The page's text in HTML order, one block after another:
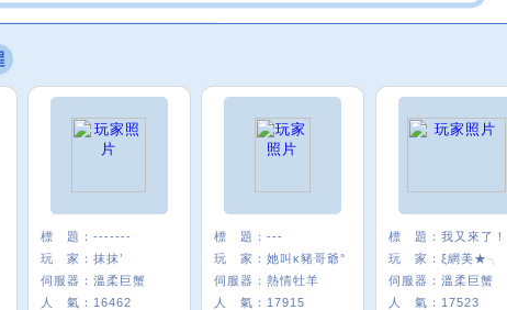
標 題： -------
玩 家： 抹抹’
伺服器： 溫柔巨蟹
人 氣： 16462
標 題： ---
玩 家： 她叫κ豬哥爺°
伺服器： 熱情牡羊
人 氣： 17915
標 題： 我又來了
玩 家： ξ網美★╮
伺服器： 溫柔巨蟹
人 氣： 17523